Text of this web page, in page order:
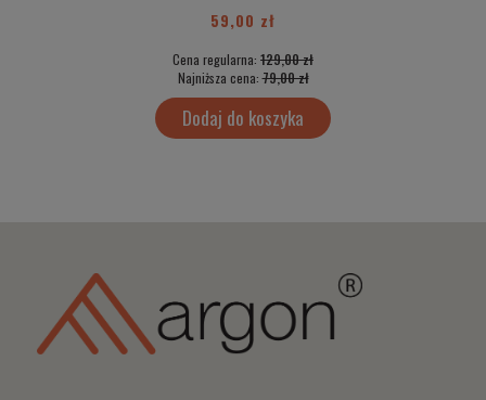
59,00 zł
Cena regularna: 129,00 zł
Najniższa cena:79,00 zł
Dodaj do koszyka